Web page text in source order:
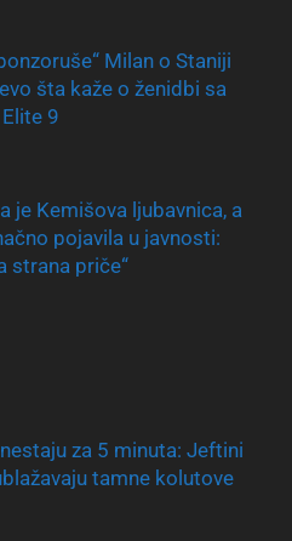
Milan o Staniji
šta kaže o ženidbi sa
9
je Kemišova ljubavnica, a
pojavila u javnosti:
strana priče“
za 5 minuta: Jeftini
tamne kolutove